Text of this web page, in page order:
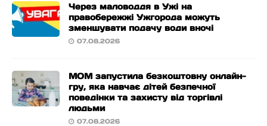
Через маловоддя в Ужі на
правобережжі Ужгорода можуть
зменшувати подачу води вночі
07.08.2026
МОМ запустила безкоштовну онлайн-
гру, яка навчає дітей безпечної
поведінки та захисту від торгівлі
людьми
07.08.2026